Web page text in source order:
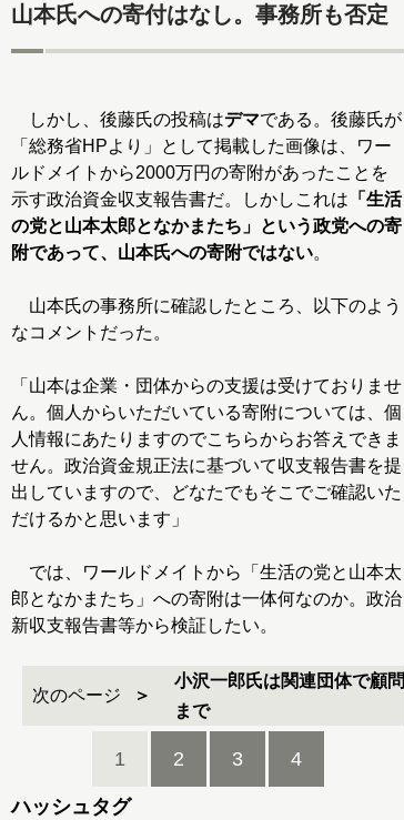
山本氏への寄付はなし。事務所も否定
しかし、後藤氏の投稿はデマである。後藤氏が
「総務省HPより」として掲載した画像は、ワー
ルドメイトから2000万円の寄附があったことを
示す政治資金収支報告書だ。しかしこれは 「生活
の党と山本太郎となかまたち」という政党への寄
附であって、山本氏への寄附ではない。
山本氏の事務所に確認したところ、以下のよう
なコメントだった。
「山本は企業・団体からの支援は受けておりませ
ん。個人からいただいている寄附については、個
人情報にあたりますのでこちらからお答えできま
せん。政治資金規正法に基づいて収支報告書を提
出していますので、どなたでもそこでご確認いた
だけるかと思います」
では、ワールドメイトから「生活の党と山本太
郎となかまたち」への寄附は一体何なのか。政治
新収支報告書等から検証したい。
次のページ
小沢一郎氏は関連団体で顧問
まで
1 2 3 4
ハッシュタグ